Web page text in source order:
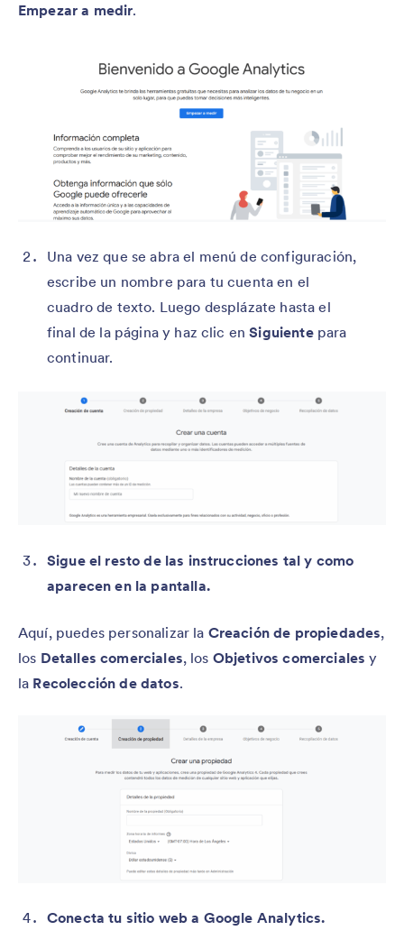
Empezar a medir.
Una vez que se abra el menú de configuración,
escribe un nombre para tu cuenta en el
cuadro de texto. Luego desplázate hasta el
final de la página y haz clic enSiguientepara
continuar.
Sigue el resto de las instrucciones tal y como
aparecen en la pantalla.
Aquí, puedes personalizar la Creación de propiedades,
los Detalles comerciales, los Objetivos comerciales y
la Recolección de datos.
Conecta tu sitio web a Google Analytics.